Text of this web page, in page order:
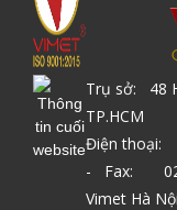
Trụ sở: 48
TP.HCM
Điện thoại:
- Fax:
Vimet Hà